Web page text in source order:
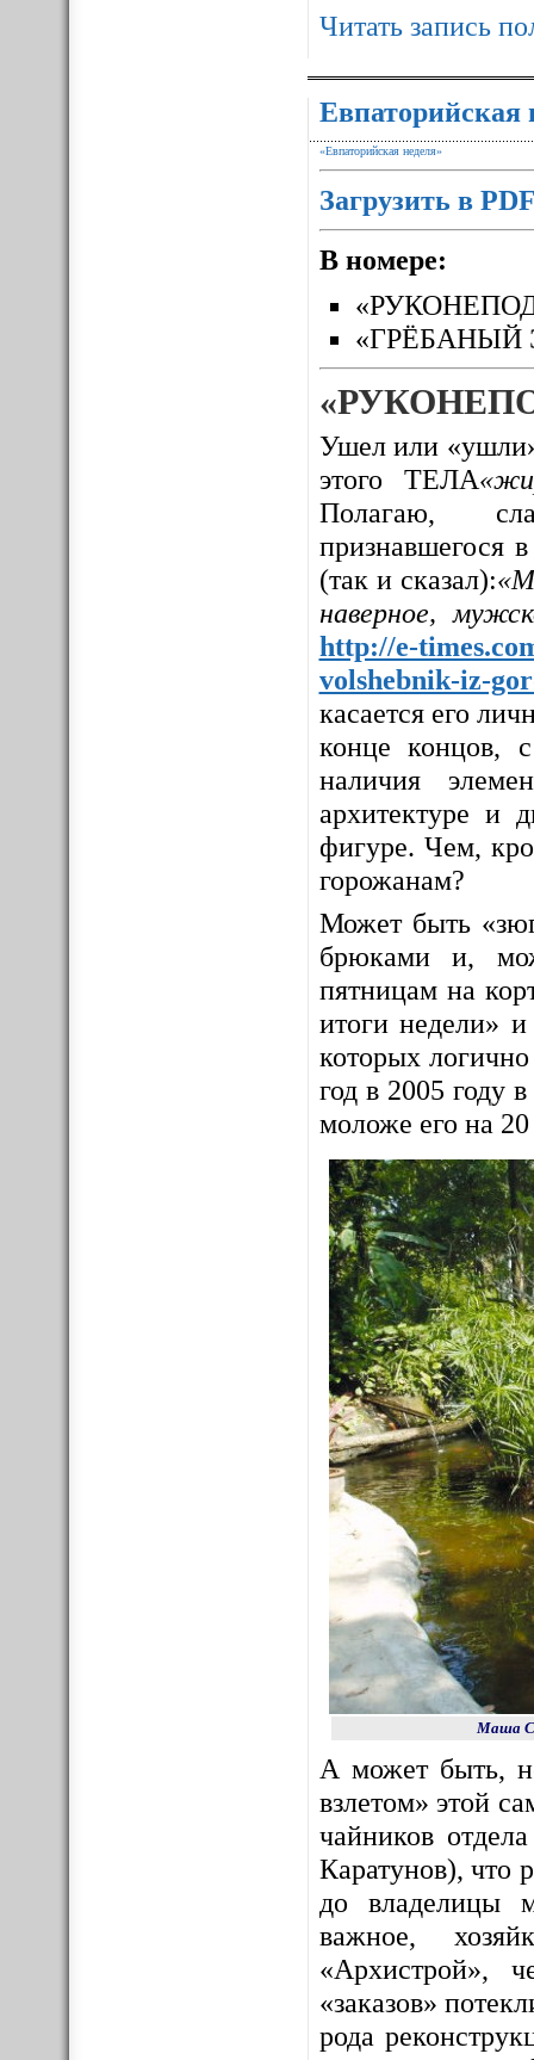
Читать запись
Евпаторийская
«Евпаторийская неделя»
Загрузить в
В номере:
«ГРЁБАНЫЙ
Ушел или
этого ТЕЛА
Полагаю,
признавшегося
(так и сказал):
наверное,
http://e-
volshebnik-iz-
касается его
конце концов,
наличия
архитектуре и
фигуре. Чем,
горожанам?
Может быть
брюками и,
пятницам на
итоги недели»
которых
год в 2005 году
моложе его на 20
Маша
А может быть,
взлетом» этой
чайников
Каратунов), что
до владелицы
важное,
«Архистрой»,
«заказов»
рода